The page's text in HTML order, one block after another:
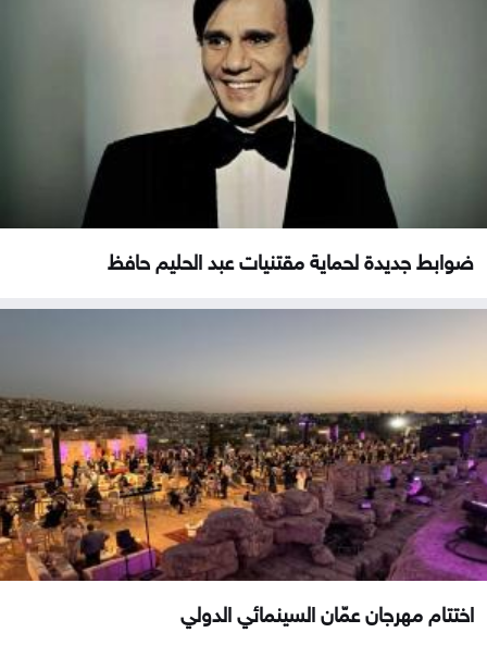
ضوابط جديدة لحماية مقتنيات عبد الحليم حافظ
اختتام مهرجان عمّان السينمائي الدولي